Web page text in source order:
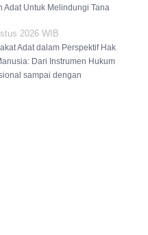
Adat Untuk Melindungi Tana
2026 WIB
Adat dalam Perspektif Hak
Dari Instrumen Hukum
sampai dengan